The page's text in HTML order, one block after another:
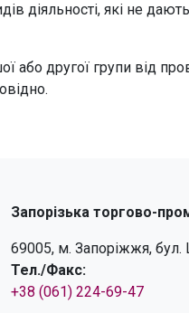
діяльності, які не
або другої групи від
Запорізька торгово-
69005, м. Запоріжжя, бул.
Тел./Факс:
+38 (061) 224-69-47